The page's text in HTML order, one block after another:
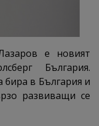
е новият
България.
бира в България и
развиващи се